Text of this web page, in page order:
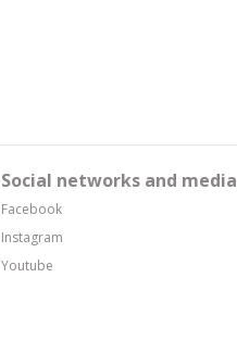
Social networks and media
Facebook
Instagram
Youtube